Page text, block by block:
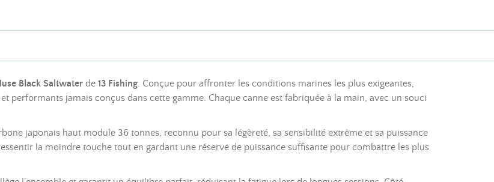
Black Saltwater de 13 Fishing. Conçue pour affronter les conditions marines les plus exigeantes,
performants jamais conçus dans cette gamme. Chaque canne est fabriquée à la main, avec un souci
japonais haut module 36 tonnes, reconnu pour sa légèreté, sa sensibilité extrême et sa puissance
la moindre touche tout en gardant une réserve de puissance suffisante pour combattre les plus